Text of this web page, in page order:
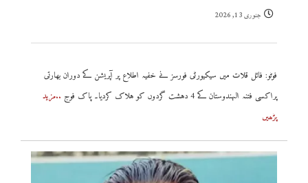
جنوری 13, 2026
فوٹو: فائل قلات میں سیکیورٹی فورسز نے خفیہ اطلاع پر آپریشن کے دوران بھارتی
پراکسی فتنہ الہندوستان کے 4 دہشت گردوں کو ہلاک کردیا۔ پاک فوج
..مزید
پڑھیں